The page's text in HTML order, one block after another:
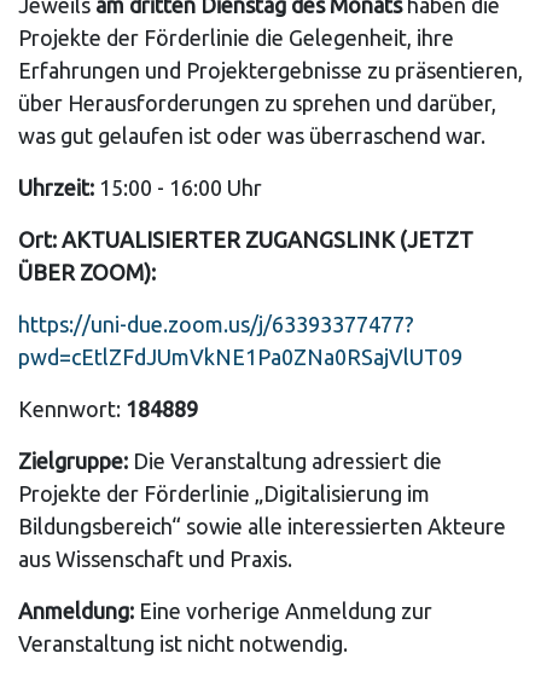
Jeweils am dritten Dienstag des Monatshaben die
Projekte der Förderlinie die Gelegenheit, ihre
Erfahrungen und Projektergebnisse zu präsentieren,
über Herausforderungen zu sprehen und darüber,
was gut gelaufen ist oder was überraschend war.
Uhrzeit: 15:00 - 16:00 Uhr
Ort: AKTUALISIERTER ZUGANGSLINK (JETZT
ÜBER ZOOM):
https://uni-due.zoom.us/j/63393377477?
pwd=cEtlZFdJUmVkNE1Pa0ZNa0RSajVlUT09
Kennwort: 184889
Zielgruppe: Die Veranstaltung adressiert die
Projekte der Förderlinie „Digitalisierung im
Bildungsbereich“ sowie alle interessierten Akteure
aus Wissenschaft und Praxis.
Anmeldung: Eine vorherige Anmeldung zur
Veranstaltung ist nicht notwendig.